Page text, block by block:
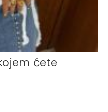
ćete